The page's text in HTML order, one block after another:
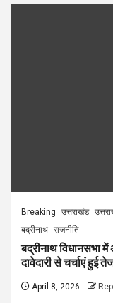
Breaking उत्तराखंड
बद्रीनाथ राजनीति
बद्रीनाथ विधानसभा
दावेदारी से चर्चाएं हुई
April 8, 2026